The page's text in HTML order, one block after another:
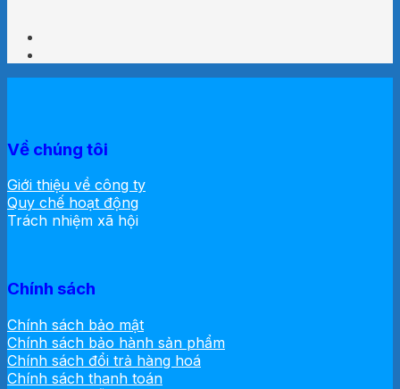
Về chúng tôi
Giới thiệu về công ty
Quy chế hoạt động
Trách nhiệm xã hội
Chính sách
Chính sách bảo mật
Chính sách bảo hành sản phẩm
Chính sách đổi trả hàng hoá
Chính sách thanh toán